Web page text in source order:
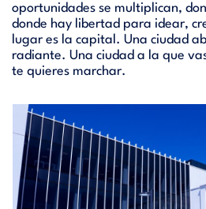
oportunidades se multiplican,
donde hay libertad para idear,
lugar es la capital. Una ciudad
radiante. Una ciudad a la que
te quieres marchar.